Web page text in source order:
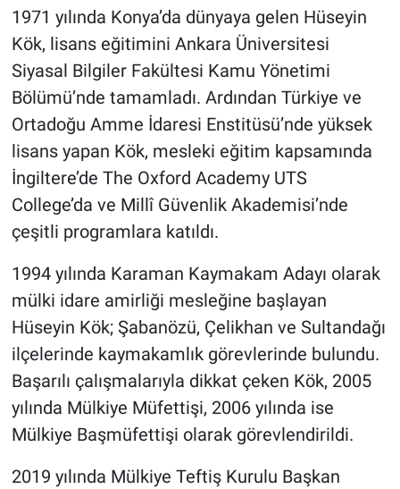
1971 yılında Konya’da dünyaya gelen Hüseyin
Kök, lisans eğitimini Ankara Üniversitesi
Siyasal Bilgiler Fakültesi Kamu Yönetimi
Bölümü’nde tamamladı. Ardından Türkiye ve
Ortadoğu Amme İdaresi Enstitüsü’nde yüksek
lisans yapan Kök, mesleki eğitim kapsamında
İngiltere’de The Oxford Academy UTS
College’da ve Millî Güvenlik Akademisi’nde
çeşitli programlara katıldı.
1994 yılında Karaman Kaymakam Adayı olarak
mülki idare amirliği mesleğine başlayan
Hüseyin Kök; Şabanözü, Çelikhan ve Sultandağı
ilçelerinde kaymakamlık görevlerinde bulundu.
Başarılı çalışmalarıyla dikkat çeken Kök, 2005
yılında Mülkiye Müfettişi, 2006 yılında ise
Mülkiye Başmüfettişi olarak görevlendirildi.
2019 yılında Mülkiye Teftiş Kurulu Başkan